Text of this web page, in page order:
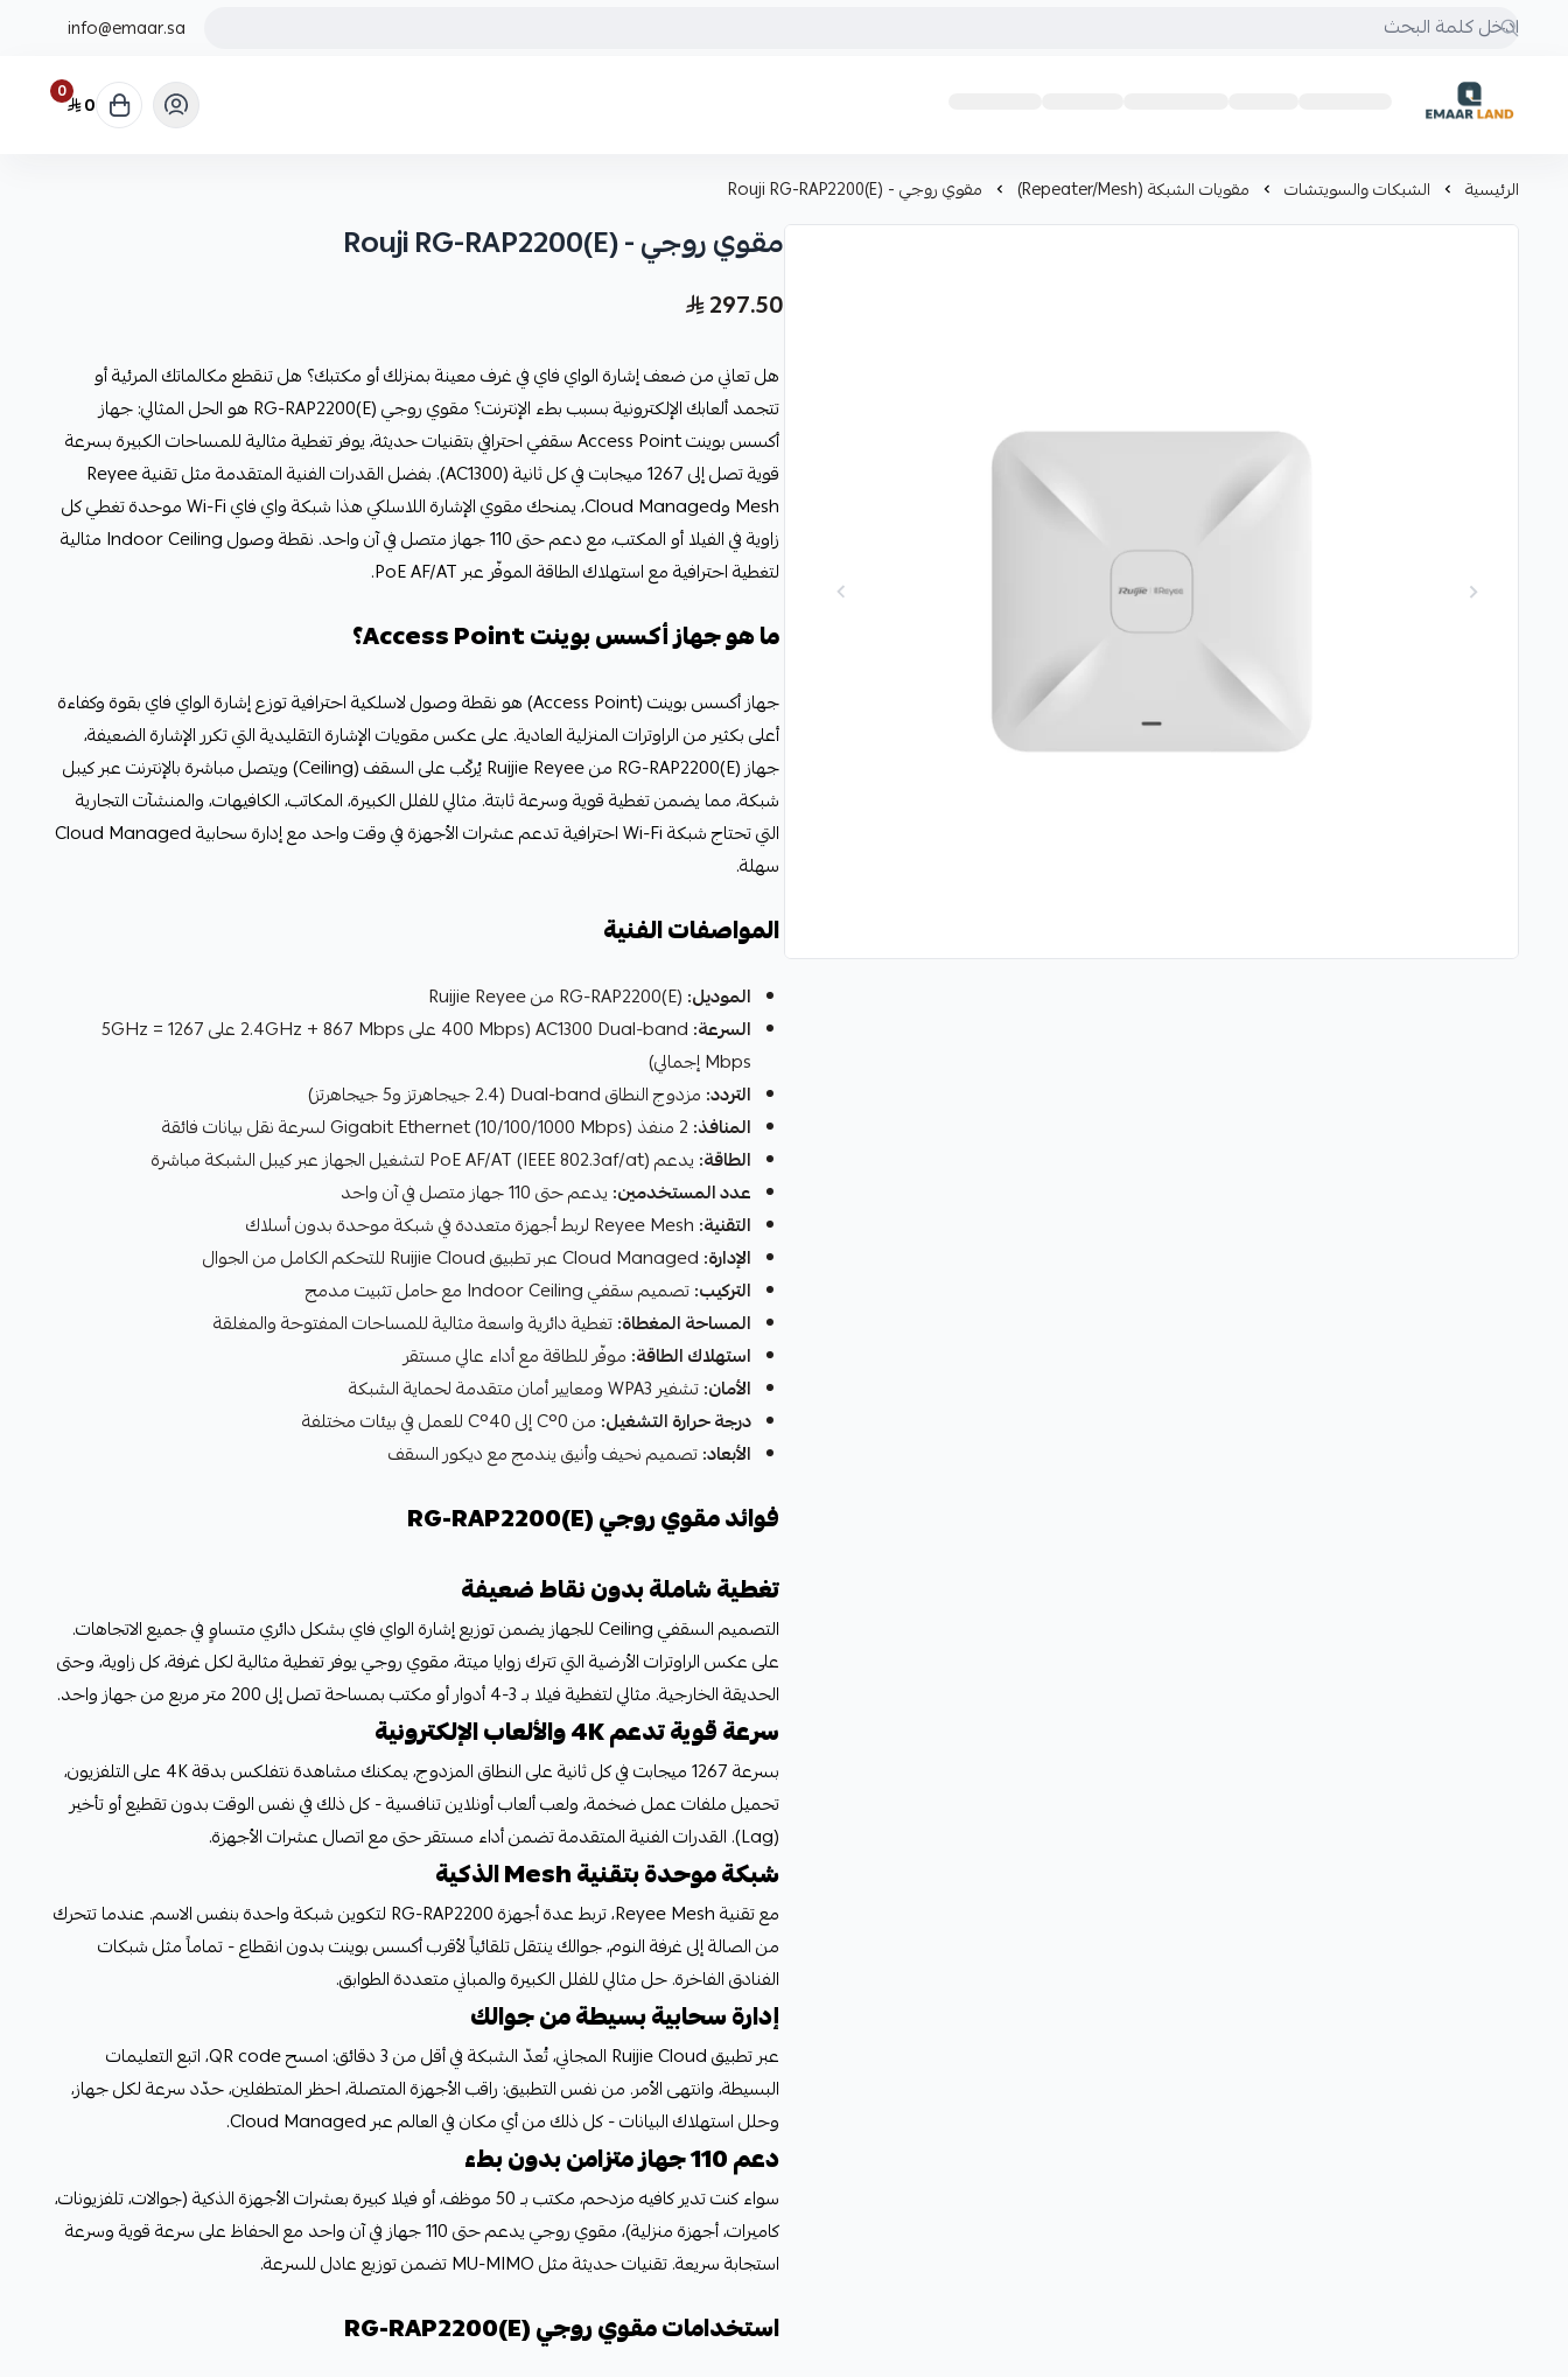
info@emaar.sa
إعمار لاند
0 0
الرئيسية الشبكات والسويتشات مقويات الشبكة (Repeater/Mesh) مقوي روجي - Rouji RG-RAP2200(E)
مقوي روجي - Rouji RG-RAP2200(E)
297.50
هل تعاني من ضعف إشارة الواي فاي في غرف معينة بمنزلك أو مكتبك؟ هل تنقطع مكالماتك المرئية أو
تتجمد ألعابك الإلكترونية بسبب بطء الإنترنت؟ مقوي روجي RG-RAP2200(E) هو الحل المثالي: جهاز
أكسس بوينت Access Point سقفي احترافي بتقنيات حديثة، يوفر تغطية مثالية للمساحات الكبيرة بسرعة
قوية تصل إلى 1267 ميجابت في كل ثانية (AC1300). بفضل القدرات الفنية المتقدمة مثل تقنية Reyee
Mesh وCloud Managed، يمنحك مقوي الإشارة اللاسلكي هذا شبكة واي فاي Wi-Fi موحدة تغطي كل
زاوية في الفيلا أو المكتب، مع دعم حتى 110 جهاز متصل في آن واحد. نقطة وصول Indoor Ceiling مثالية
لتغطية احترافية مع استهلاك الطاقة الموفّر عبر PoE AF/AT.
ما هو جهاز أكسس بوينت Access Point؟
جهاز أكسس بوينت (Access Point) هو نقطة وصول لاسلكية احترافية توزع إشارة الواي فاي بقوة وكفاءة
أعلى بكثير من الراوترات المنزلية العادية. على عكس مقويات الإشارة التقليدية التي تكرر الإشارة الضعيفة،
جهاز RG-RAP2200(E) من Ruijie Reyee يُركّب على السقف (Ceiling) ويتصل مباشرة بالإنترنت عبر كيبل
شبكة، مما يضمن تغطية قوية وسرعة ثابتة. مثالي للفلل الكبيرة، المكاتب، الكافيهات، والمنشآت التجارية
التي تحتاج شبكة Wi-Fi احترافية تدعم عشرات الأجهزة في وقت واحد مع إدارة سحابية Cloud Managed
سهلة.
المواصفات الفنية
الموديل:
السرعة:
AC1300 Dual-band (400 Mbps على 2.4GHz + 867 Mbps على 5GHz = 1267
Mbps إجمالي)
التردد: مزدوج النطاق Dual-band (2.4 جيجاهرتز و5 جيجاهرتز)
المنافذ:
الطاقة: يدعم PoE AF/AT (IEEE 802.3af/at) لتشغيل الجهاز عبر كيبل الشبكة مباشرة
عدد المستخدمين: يدعم حتى 110 جهاز متصل في آن واحد
التقنية:
الإدارة:
التركيب:تصميم سقفي Indoor Ceiling مع حامل تثبيت مدمج
المساحة المغطاة:تغطية دائرية واسعة مثالية للمساحات المفتوحة والمغلقة
استهلاك الطاقة: موفّر للطاقة مع أداء عالي مستقر
الأمان:تشفير WPA3 ومعايير أمان متقدمة لحماية الشبكة
درجة حرارة التشغيل: من 0°C إلى 40°C للعمل في بيئات مختلفة
الأبعاد:تصميم نحيف وأنيق يندمج مع ديكور السقف
فوائد مقوي روجي RG-RAP2200(E)
تغطية شاملة بدون نقاط ضعيفة
التصميم السقفي Ceiling للجهاز يضمن توزيع إشارة الواي فاي بشكل دائري متساوٍ في جميع الاتجاهات.
على عكس الراوترات الأرضية التي تترك زوايا ميتة، مقوي روجي يوفر تغطية مثالية لكل غرفة، كل زاوية، وحتى
الحديقة الخارجية. مثالي لتغطية فيلا بـ 3-4 أدوار أو مكتب بمساحة تصل إلى 200 متر مربع من جهاز واحد.
سرعة قوية تدعم 4K والألعاب الإلكترونية
بسرعة 1267 ميجابت في كل ثانية على النطاق المزدوج، يمكنك مشاهدة نتفلكس بدقة 4K على التلفزيون،
تحميل ملفات عمل ضخمة، ولعب ألعاب أونلاين تنافسية - كل ذلك في نفس الوقت بدون تقطيع أو تأخير
(Lag). القدرات الفنية المتقدمة تضمن أداء مستقر حتى مع اتصال عشرات الأجهزة.
شبكة موحدة بتقنية Mesh الذكية
مع تقنية Reyee Mesh، تربط عدة أجهزة RG-RAP2200 لتكوين شبكة واحدة بنفس الاسم. عندما تتحرك
من الصالة إلى غرفة النوم، جوالك ينتقل تلقائياً لأقرب أكسس بوينت بدون انقطاع - تماماً مثل شبكات
الفنادق الفاخرة. حل مثالي للفلل الكبيرة والمباني متعددة الطوابق.
إدارة سحابية بسيطة من جوالك
عبر تطبيق Ruijie Cloud المجاني، تُعدّ الشبكة في أقل من 3 دقائق: امسح QR code، اتبع التعليمات
البسيطة، وانتهى الأمر. من نفس التطبيق: راقب الأجهزة المتصلة، احظر المتطفلين، حدّد سرعة لكل جهاز،
وحلل استهلاك البيانات - كل ذلك من أي مكان في العالم عبر Cloud Managed.
دعم 110 جهاز متزامن بدون بطء
سواء كنت تدير كافيه مزدحم، مكتب بـ 50 موظف، أو فيلا كبيرة بعشرات الأجهزة الذكية (جوالات، تلفزيونات،
كاميرات، أجهزة منزلية)، مقوي روجي يدعم حتى 110 جهاز في آن واحد مع الحفاظ على سرعة قوية وسرعة
استجابة سريعة. تقنيات حديثة مثل MU-MIMO تضمن توزيع عادل للسرعة.
استخدامات مقوي روجي RG-RAP2200(E)